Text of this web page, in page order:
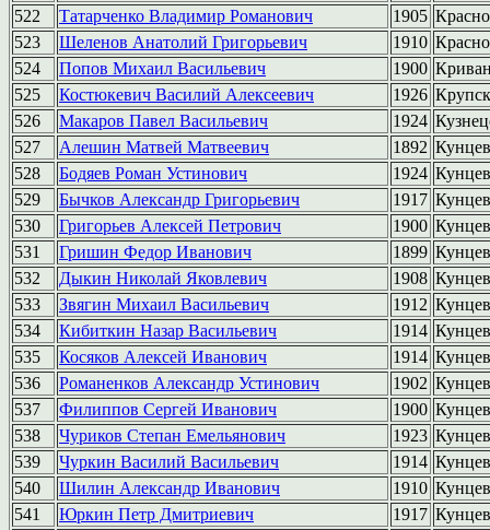
522
Татарченко Владимир Романович 1905
523
Шеленов Анатолий Григорьевич 1910
524
Попов Михаил Васильевич 1900
525
Костюкевич Василий Алексеевич 1926
526
Макаров Павел Васильевич 1924
527
Алешин Матвей Матвеевич 1892
528
Бодяев Роман Устинович 1924
529
Бычков Александр Григорьевич 1917
530
Григорьев Алексей Петрович 1900
531
Гришин Федор Иванович 1899
532
Дыкин Николай Яковлевич 1908
533
Звягин Михаил Васильевич 1912
534
Кибиткин Назар Васильевич 1914
535
Косяков Алексей Иванович 1914
536
Романенков Александр Устинович 1902
537
Филиппов Сергей Иванович 1900
538
Чуриков Степан Емельянович 1923
539
Чуркин Василий Васильевич 1914
540
Шилин Александр Иванович 1910
541
Юркин Петр Дмитриевич 1917